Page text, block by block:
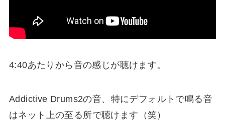
4:40あたりから音の感じが聴けます。
Addictive Drums2の音、特にデフォルトで鳴る音
はネット上の至る所で聴けます（笑）